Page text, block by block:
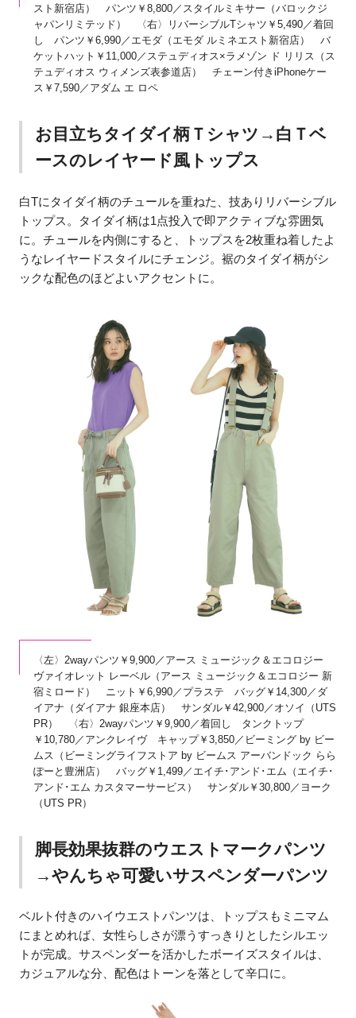
スト新宿店） パンツ￥8,800／スタイルミキサー（バロックジ
ャパンリミテッド） 〈右〉リバーシブルTシャツ￥5,490／着回
し パンツ￥6,990／エモダ（エモダ ルミネエスト新宿店） バ
ケットハット￥11,000／ステュディオス×ラメゾン ド リリス（ス
テュディオス ウィメンズ表参道店） チェーン付きiPhoneケー
ス￥7,590／アダム エ ロペ
お目立ちタイダイ柄Ｔシャツ→白Ｔベ
ースのレイヤード風トップス
白Tにタイダイ柄のチュールを重ねた、技ありリバーシブル
トップス。タイダイ柄は1点投入で即アクティブな雰囲気
に。チュールを内側にすると、トップスを2枚重ね着したよ
うなレイヤードスタイルにチェンジ。裾のタイダイ柄がシ
ックな配色のほどよいアクセントに。
〈左〉2wayパンツ￥9,900／アース ミュージック＆エコロジー
ヴァイオレット レーベル（アース ミュージック＆エコロジー 新
宿ミロード） ニット￥6,990／プラステ バッグ￥14,300／ダ
イアナ（ダイアナ 銀座本店） サンダル￥42,900／オソイ（UTS
PR） 〈右〉2wayパンツ￥9,900／着回し タンクトップ
￥10,780／アンクレイヴ キャップ￥3,850／ビーミング by ビー
ムス（ビーミングライフストア by ビームス アーバンドック らら
ぽーと豊洲店） バッグ￥1,499／エイチ･アンド･エム（エイチ･
アンド･エム カスタマーサービス） サンダル￥30,800／ヨーク
（UTS PR）
脚長効果抜群のウエストマークパンツ
→やんちゃ可愛いサスペンダーパンツ
ベルト付きのハイウエストパンツは、トップスもミニマム
にまとめれば、女性らしさが漂うすっきりとしたシルエッ
トが完成。サスペンダーを活かしたボーイズスタイルは、
カジュアルな分、配色はトーンを落として辛口に。